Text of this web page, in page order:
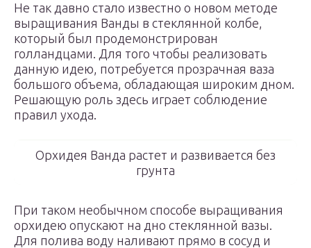
Не так давно стало известно о новом методе
выращивания Ванды в стеклянной колбе,
который был продемонстрирован
голландцами. Для того чтобы реализовать
данную идею, потребуется прозрачная ваза
большого объема, обладающая широким дном.
Решающую роль здесь играет соблюдение
правил ухода.
Орхидея Ванда растет и развивается без
грунта
При таком необычном способе выращивания
орхидею опускают на дно стеклянной вазы.
Для полива воду наливают прямо в сосуд и